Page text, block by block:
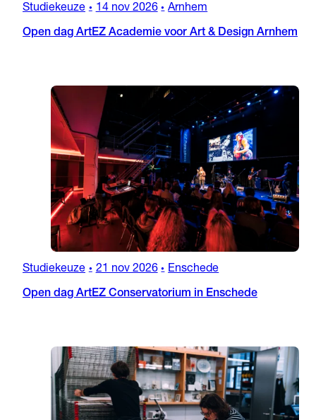
Studiekeuze • 14 nov 2026 • Arnhem
Open dag ArtEZ Academie voor Art & Design Arnhem
Studiekeuze • 21 nov 2026 • Enschede
Open dag ArtEZ Conservatorium in Enschede